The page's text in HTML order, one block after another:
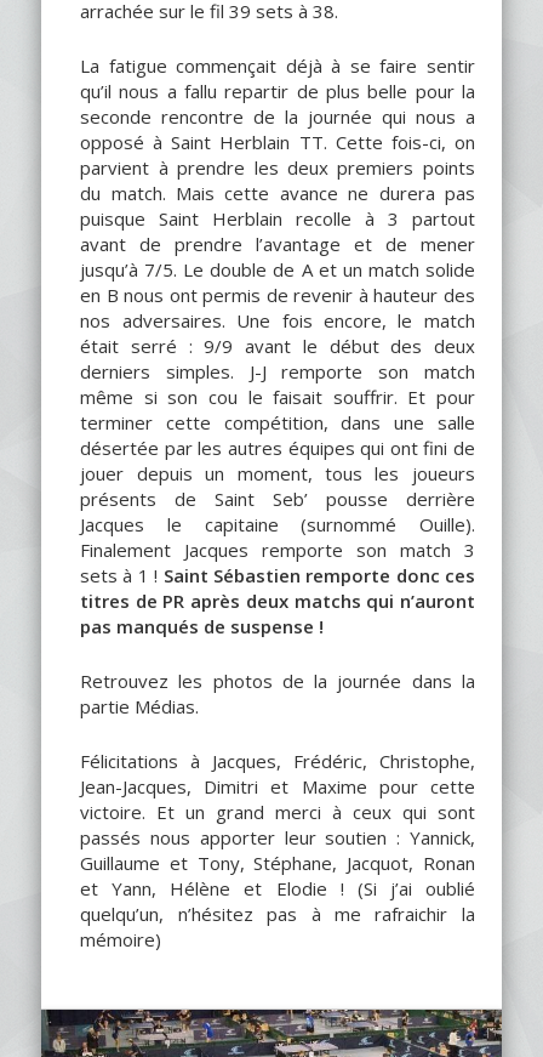
arrachée sur le fil 39 sets à 38.
La fatigue commençait déjà à se faire sentir
qu’il nous a fallu repartir de plus belle pour la
seconde rencontre de la journée qui nous a
opposé à Saint Herblain TT. Cette fois-ci, on
parvient à prendre les deux premiers points
du match. Mais cette avance ne durera pas
puisque Saint Herblain recolle à 3 partout
avant de prendre l’avantage et de mener
jusqu’à 7/5. Le double de A et un match solide
en B nous ont permis de revenir à hauteur des
nos adversaires. Une fois encore, le match
était serré : 9/9 avant le début des deux
derniers simples. J-J remporte son match
même si son cou le faisait souffrir. Et pour
terminer cette compétition, dans une salle
désertée par les autres équipes qui ont fini de
jouer depuis un moment, tous les joueurs
présents de Saint Seb’ pousse derrière
Jacques le capitaine (surnommé Ouille).
Finalement Jacques remporte son match 3
sets à 1 ! Saint Sébastien remporte donc ces
titres de PR après deux matchs qui n’auront
pas manqués de suspense !
Retrouvez les photos de la journée dans la
partie Médias.
Félicitations à Jacques, Frédéric, Christophe,
Jean-Jacques, Dimitri et Maxime pour cette
victoire. Et un grand merci à ceux qui sont
passés nous apporter leur soutien : Yannick,
Guillaume et Tony, Stéphane, Jacquot, Ronan
et Yann, Hélène et Elodie ! (Si j’ai oublié
quelqu’un, n’hésitez pas à me rafraichir la
mémoire)